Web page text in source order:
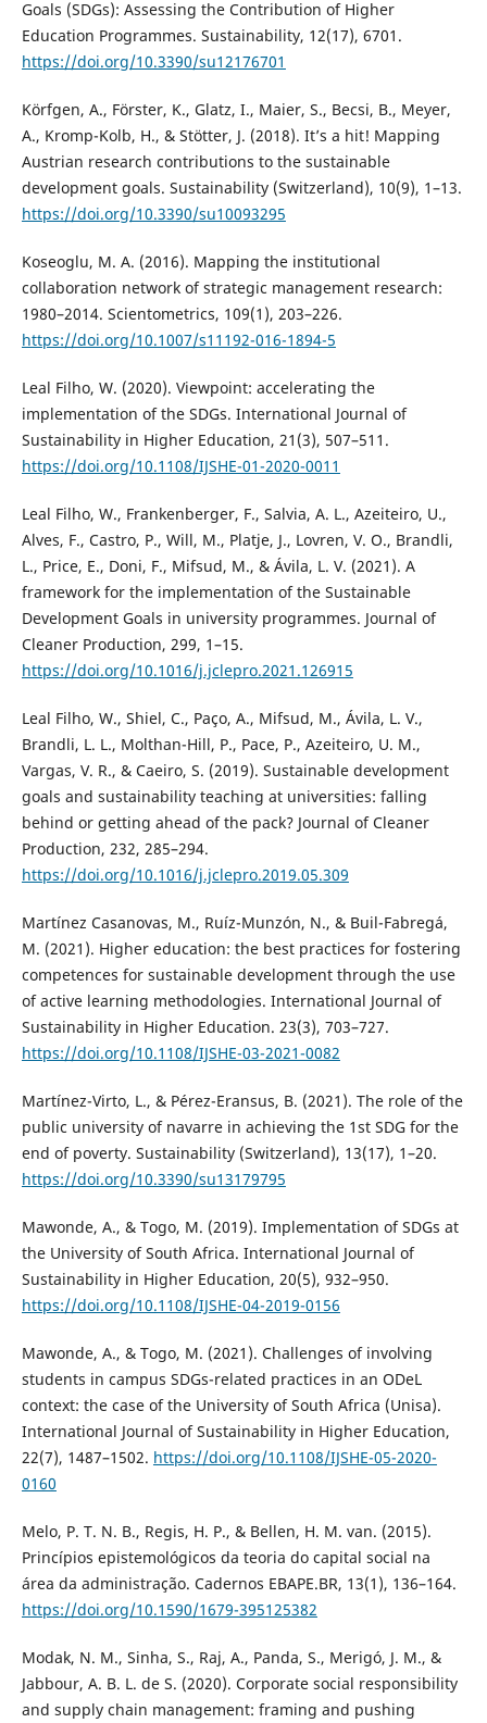
Goals (SDGs): Assessing the Contribution of Higher
Education Programmes. Sustainability, 12(17), 6701.
https://doi.org/10.3390/su12176701
Körfgen, A., Förster, K., Glatz, I., Maier, S., Becsi, B., Meyer,
A., Kromp-Kolb, H., & Stötter, J. (2018). It’s a hit! Mapping
Austrian research contributions to the sustainable
development goals. Sustainability (Switzerland), 10(9), 1–13.
https://doi.org/10.3390/su10093295
Koseoglu, M. A. (2016). Mapping the institutional
collaboration network of strategic management research:
1980–2014. Scientometrics, 109(1), 203–226.
https://doi.org/10.1007/s11192-016-1894-5
Leal Filho, W. (2020). Viewpoint: accelerating the
implementation of the SDGs. International Journal of
Sustainability in Higher Education, 21(3), 507–511.
https://doi.org/10.1108/IJSHE-01-2020-0011
Leal Filho, W., Frankenberger, F., Salvia, A. L., Azeiteiro, U.,
Alves, F., Castro, P., Will, M., Platje, J., Lovren, V. O., Brandli,
L., Price, E., Doni, F., Mifsud, M., & Ávila, L. V. (2021). A
framework for the implementation of the Sustainable
Development Goals in university programmes. Journal of
Cleaner Production, 299, 1–15.
https://doi.org/10.1016/j.jclepro.2021.126915
Leal Filho, W., Shiel, C., Paço, A., Mifsud, M., Ávila, L. V.,
Brandli, L. L., Molthan-Hill, P., Pace, P., Azeiteiro, U. M.,
Vargas, V. R., & Caeiro, S. (2019). Sustainable development
goals and sustainability teaching at universities: falling
behind or getting ahead of the pack? Journal of Cleaner
Production, 232, 285–294.
https://doi.org/10.1016/j.jclepro.2019.05.309
Martínez Casanovas, M., Ruíz-Munzón, N., & Buil-Fabregá,
M. (2021). Higher education: the best practices for fostering
competences for sustainable development through the use
of active learning methodologies. International Journal of
Sustainability in Higher Education. 23(3), 703–727.
https://doi.org/10.1108/IJSHE-03-2021-0082
Martínez-Virto, L., & Pérez-Eransus, B. (2021). The role of the
public university of navarre in achieving the 1st SDG for the
end of poverty. Sustainability (Switzerland), 13(17), 1–20.
https://doi.org/10.3390/su13179795
Mawonde, A., & Togo, M. (2019). Implementation of SDGs at
the University of South Africa. International Journal of
Sustainability in Higher Education, 20(5), 932–950.
https://doi.org/10.1108/IJSHE-04-2019-0156
Mawonde, A., & Togo, M. (2021). Challenges of involving
students in campus SDGs-related practices in an ODeL
context: the case of the University of South Africa (Unisa).
International Journal of Sustainability in Higher Education,
22(7), 1487–1502. https://doi.org/10.1108/IJSHE-05-2020-
0160
Melo, P. T. N. B., Regis, H. P., & Bellen, H. M. van. (2015).
Princípios epistemológicos da teoria do capital social na
área da administração. Cadernos EBAPE.BR, 13(1), 136–164.
https://doi.org/10.1590/1679-395125382
Modak, N. M., Sinha, S., Raj, A., Panda, S., Merigó, J. M., &
Jabbour, A. B. L. de S. (2020). Corporate social responsibility
and supply chain management: framing and pushing